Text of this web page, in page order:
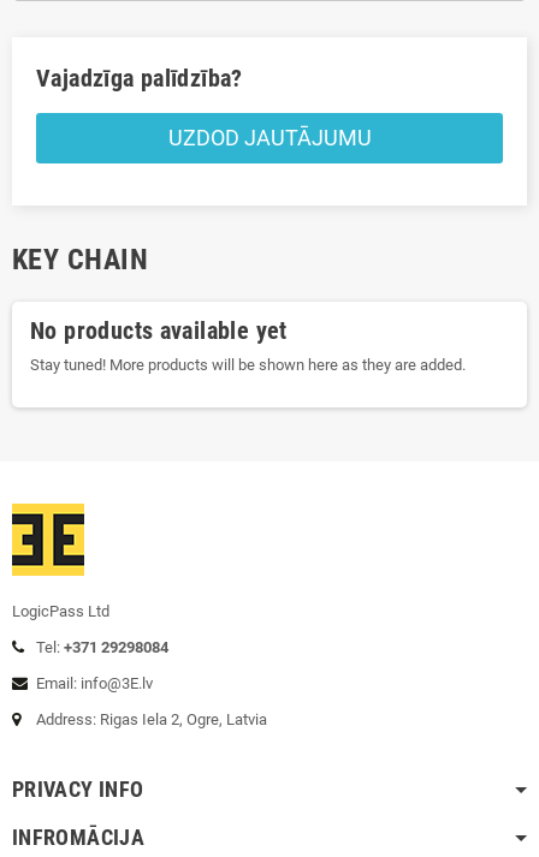
Vajadzīga palīdzība?
UZDOD JAUTĀJUMU
KEY CHAIN
No products available yet
Stay tuned! More products will be shown here as they are added.
LogicPass Ltd
Tel: +371 29298084
Email: info@3E.lv
Address: Rigas Iela 2, Ogre, Latvia
PRIVACY INFO
INFROMĀCIJA